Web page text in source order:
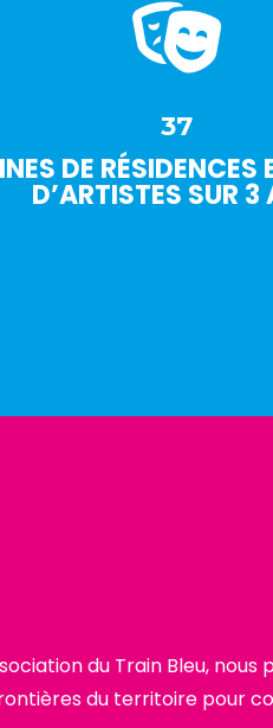

37
DE RÉSIDENCES
D’ARTISTES SUR 3
du Train Bleu,
du territoire pour